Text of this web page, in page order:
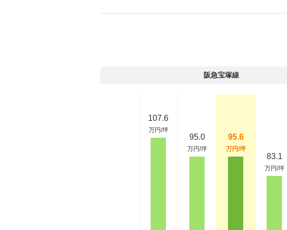
阪急宝塚線
107.6
万円/坪
95.0
万円/坪
95.6
万円/坪
83.1
万円/坪